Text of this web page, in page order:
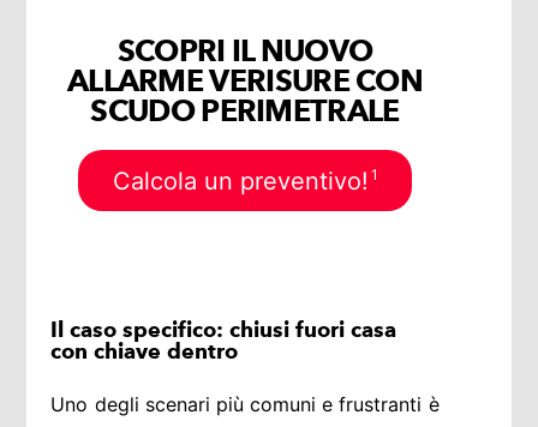
SCOPRI IL NUOVO
ALLARME VERISURE CON
SCUDO PERIMETRALE
Calcola un preventivo! 1
Il caso specifico: chiusi fuori casa
con chiave dentro
Uno degli scenari più comuni e frustranti è